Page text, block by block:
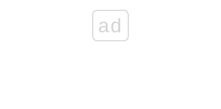
ad